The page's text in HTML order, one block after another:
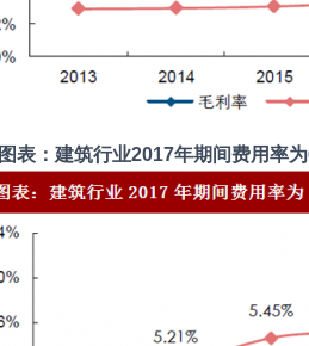
图表：建筑行业2017年期间费用率